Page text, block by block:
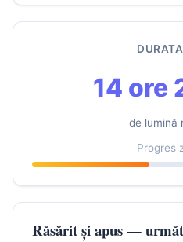
14 ore
de lumină
Progres
Răsărit și apus —